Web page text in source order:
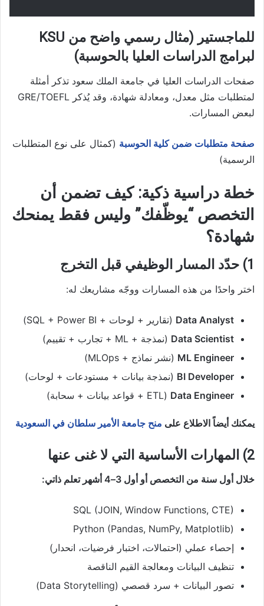
للماجستير (مثال رسمي واضح من KSU
لبرامج الدراسات العليا بالحوسبة)
صفحات الدراسات العليا في جامعة الملك سعود تذكر أمثلة
لمتطلبات مثل معدل، ومعادلة شهادة، وقد يُذكر GRE/TOEFL
لبعض المسارات.
صفحة متطلبات ضمن كلية الحوسبة (كمثال على نوع المتطلبات
الرسمية)
خطة دراسية ذكية: كيف تضمن أن
التخصص “يوظّفك” وليس فقط يمنحك
شهادة؟
1) حدّد المسار الوظيفي قبل التخرج
اختر واحدًا من هذه المسارات ووجّه مشاريعك له:
Data Analyst (تقارير + لوحات + SQL + Power BI)
Data Scientist (نمذجة + ML + تجارب + تقييم)
ML Engineer (نشر نماذج + MLOps)
BI Developer (نمذجة بيانات + مستودعات + لوحات)
Data Engineer (ETL + قواعد بيانات + سحابة)
يمكنك أيضاً الاطلاع على منح جامعة الأمير سلطان في السعودية
2) المهارات الأساسية التي لا غنى عنها
خلال أول سنة من التخصص أو أول 3–4 أشهر تعلم ذاتي:
SQL (JOIN, Window Functions, CTE)
Python (Pandas, NumPy, Matplotlib)
إحصاء عملي (احتمالات، اختبار فرضيات، انحدار)
تنظيف البيانات ومعالجة القيم الناقصة
تصور البيانات + سرد قصصي (Data Storytelling)